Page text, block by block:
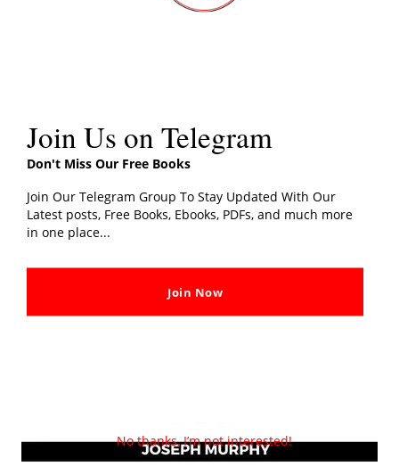
Join Us on Telegram
Don't Miss Our Free Books
Join Our Telegram Group To Stay Updated With Our
Latest posts, Free Books, Ebooks, PDFs, and much more
in one place...
Join Now
No thanks, I’m not interested!